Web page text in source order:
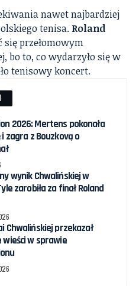
nawet najbardziej
tenisa. Roland
się przełomowym
bo to, co wydarzyło się w
tenisowy koncert.
2026: Mertens pokonała
i zagra z Bouzkovą o
wynik Chwalińskiej w
zarobiła za finał Roland
Chwalińskiej przekazał
wieści w sprawie